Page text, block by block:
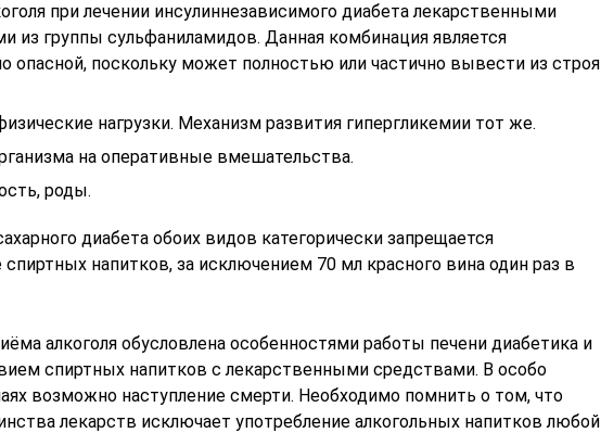
при лечении инсулиннезависимого диабета лекарственными
из группы сульфаниламидов. Данная комбинация является
опасной, поскольку может полностью или частично вывести из строя
нагрузки. Механизм развития гипергликемии тот же.
на оперативные вмешательства.
роды.
диабета обоих видов категорически запрещается
спиртных напитков, за исключением 70 мл красного вина один раз в
алкоголя обусловлена особенностями работы печени диабетика и
спиртных напитков с лекарственными средствами. В особо
возможно наступление смерти. Необходимо помнить о том, что
лекарств исключает употребление алкогольных напитков любой